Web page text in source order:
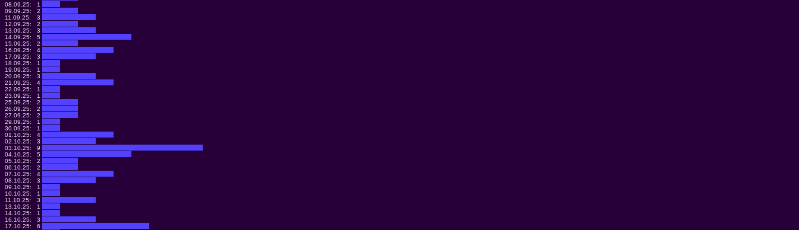
08.09.25:
1
09.09.25:
2
11.09.25:
3
12.09.25:
2
13.09.25:
3
14.09.25:
5
15.09.25:
2
16.09.25:
4
17.09.25:
3
18.09.25:
1
19.09.25:
1
20.09.25:
3
21.09.25:
4
22.09.25:
1
23.09.25:
1
25.09.25:
2
26.09.25:
2
27.09.25:
2
29.09.25:
1
30.09.25:
1
01.10.25:
4
02.10.25:
3
03.10.25:
9
04.10.25:
5
05.10.25:
2
06.10.25:
2
07.10.25:
4
08.10.25:
3
09.10.25:
1
10.10.25:
1
11.10.25:
3
13.10.25:
1
14.10.25:
1
16.10.25:
3
17.10.25:
6